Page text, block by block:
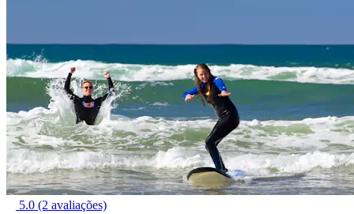
5.0 (2 avaliações)